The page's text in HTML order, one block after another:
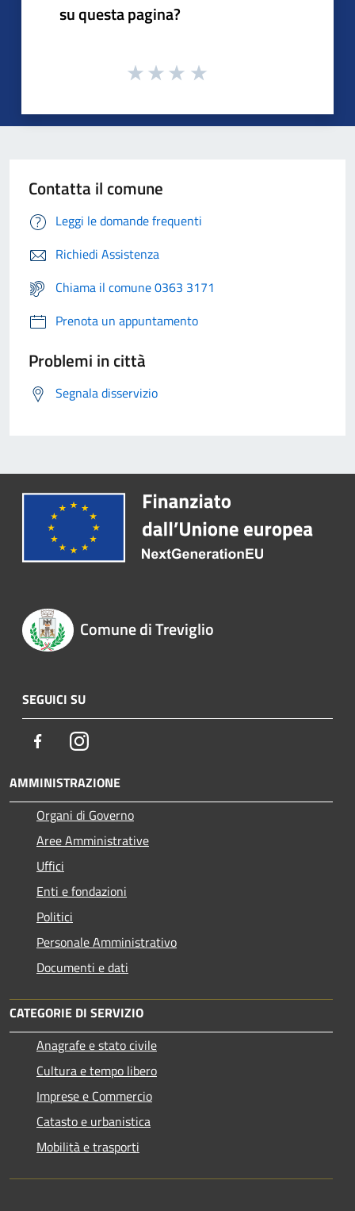
su questa pagina?
Contatta il comune
Leggi le domande frequenti
Richiedi Assistenza
Chiama il comune 0363 3171
Prenota un appuntamento
Problemi in città
Segnala disservizio
Comune di Treviglio
SEGUICI SU
FacebookInstagram
AMMINISTRAZIONE
Organi di Governo
Aree Amministrative
Uffici
Enti e fondazioni
Politici
Personale Amministrativo
Documenti e dati
CATEGORIE DI SERVIZIO
Anagrafe e stato civile
Cultura e tempo libero
Imprese e Commercio
Catasto e urbanistica
Mobilità e trasporti